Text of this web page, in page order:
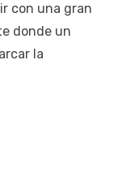
con una gran
donde un
la